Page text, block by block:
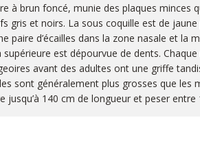
à brun foncé, munie des plaques minces
gris et noirs. La sous coquille est de
paire d’écailles dans la zone nasale et la
est dépourvue de dents.
avant des adultes ont une griffe
sont généralement plus grosses que les
jusqu’à 140 cm de longueur et peser entre